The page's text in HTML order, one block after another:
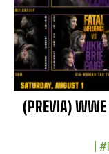
(PREVIA)